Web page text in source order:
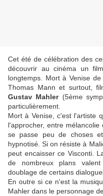
Cet été de célébration des
découvrir au cinéma un
longtemps. Mort à Venise
Thomas Mann et surtout,
Gustav Mahler(5ème
particulièrement.
Mort à Venise, c'est l'artiste
l'approcher, entre
se passe peu de choses
hypnotisé. Si on résiste à
peut encaisser ce Visconti.
de nombreux plans
doublage de certains
En outre si ce n'est la
Mahler dans le personnage